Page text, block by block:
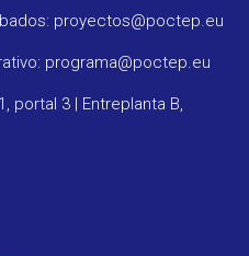
proyectos@poctep.eu
programa@poctep.eu
portal 3 | Entreplanta B,